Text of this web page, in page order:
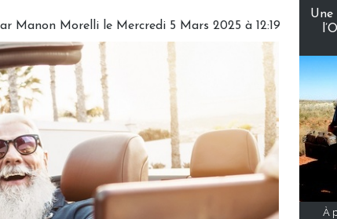
Manon Morelli le Mercredi 5 Mars 2025 à 12:19
Une
À